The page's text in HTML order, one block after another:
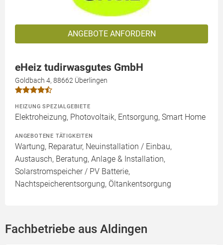
ANGEBOTE ANFORDERN
eHeiz tudirwasgutes GmbH
Goldbach 4, 88662 Überlingen
HEIZUNG SPEZIALGEBIETE
Elektroheizung, Photovoltaik, Entsorgung, Smart Home
ANGEBOTENE TÄTIGKEITEN
Wartung, Reparatur, Neuinstallation / Einbau,
Austausch, Beratung, Anlage & Installation,
Solarstromspeicher / PV Batterie,
Nachtspeicherentsorgung, Öltankentsorgung
Fachbetriebe aus Aldingen